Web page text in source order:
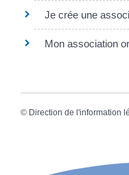
Je crée une
Mon association
© Direction de l'information